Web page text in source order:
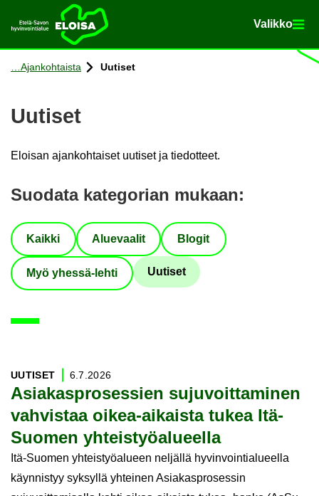
Etusi­vu Va­lik­ko
Va­lik­ko
Siir­ry si­säl­töön
Ajan­koh­tais­ta Uu­ti­set
Uu­ti­set
Eloi­san ajan­koh­tai­set uu­ti­set ja tie­dot­teet.
Suo­da­ta ka­te­go­rian mu­kaan:
Kaik­ki Alue­vaa­lit Blo­git
Myö yhessä-​lehti Uu­ti­set
Asia­kas­pro­ses­sien su­ju­voit­ta­mi­nen
vah­vis­taa oikea-​aikaista tukea Itä-​
Suomen yh­teis­työ­alu­eel­la
UU­TI­SET 6.7.2026
Itä-Suomen yhteistyöalueen neljällä hyvinvointialueella
käynnistyy syksyllä yhteinen Asiakasprosessin